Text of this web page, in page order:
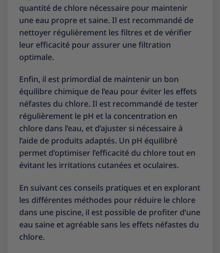
quantité de chlore nécessaire pour maintenir
une eau propre et saine. Il est recommandé de
nettoyer régulièrement les filtres et de vérifier
leur efficacité pour assurer une filtration
optimale.
Enfin, il est primordial de maintenir un bon
équilibre chimique de l’eau pour éviter les effets
néfastes du chlore. Il est recommandé de tester
régulièrement le pH et la concentration en
chlore dans l’eau, et d’ajuster si nécessaire à
l’aide de produits adaptés. Un pH équilibré
permet d’optimiser l’efficacité du chlore tout en
évitant les irritations cutanées et oculaires.
En suivant ces conseils pratiques et en explorant
les différentes méthodes pour réduire le chlore
dans une piscine, il est possible de profiter d’une
eau saine et agréable sans les effets néfastes du
chlore.